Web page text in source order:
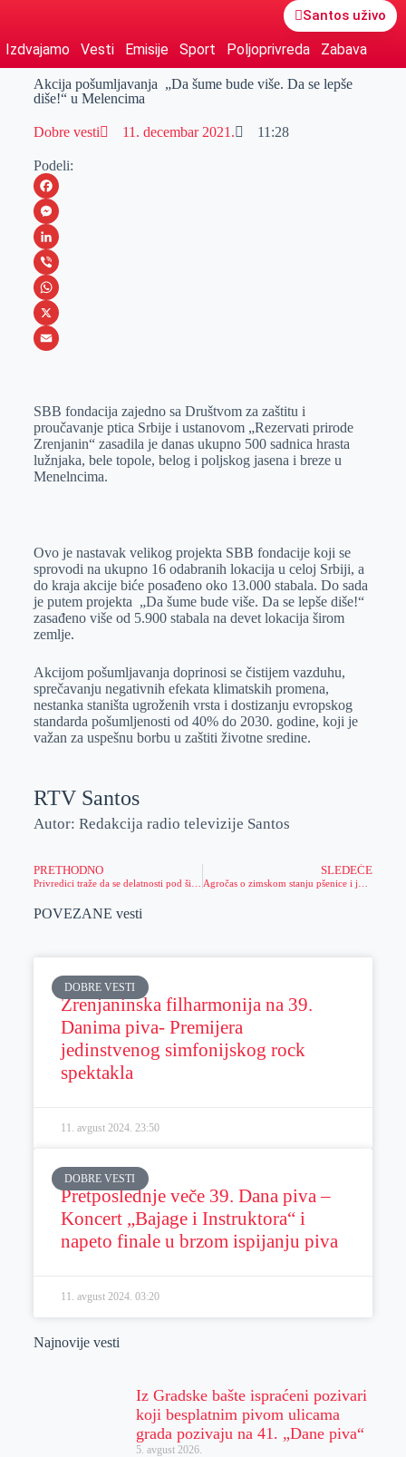
Santos uživo
Izdvajamo Vesti Emisije Sport Poljoprivreda Zabava
Akcija pošumljavanja „Da šume bude više. Da se lepše
diše!“ u Melencima
Dobre vesti 11. decembar 2021. 11:28
Podeli:
F
a
c
e
b
o
M
e
s
s
e
e
r
L
i
n
k
I
n
V
i
b
W
h
s
A
p
X
a
i
l
SBB fondacija zajedno sa Društvom za zaštitu i
proučavanje ptica Srbije i ustanovom „Rezervati prirode
Zrenjanin“ zasadila je danas ukupno 500 sadnica hrasta
lužnjaka, bele topole, belog i poljskog jasena i breze u
Menelncima.
Ovo je nastavak velikog projekta SBB fondacije koji se
sprovodi na ukupno 16 odabranih lokacija u celoj Srbiji, a
do kraja akcije biće posađeno oko 13.000 stabala. Do sada
je putem projekta „Da šume bude više. Da se lepše diše!“
zasađeno više od 5.900 stabala na devet lokacija širom
zemlje.
Akcijom pošumljavanja doprinosi se čistijem vazduhu,
sprečavanju negativnih efekata klimatskih promena,
nestanka staništa ugroženih vrsta i dostizanju evropskog
standarda pošumljenosti od 40% do 2030. godine, koji je
važan za uspešnu borbu u zaštiti životne sredine.
RTV Santos
Autor: Redakcija radio televizije Santos
PRETHODNO SLEDEĆE
POVEZANE vesti
DOBRE VESTI
Zrenjaninska filharmonija na 39.
Danima piva- Premijera
jedinstvenog simfonijskog rock
spektakla
11. avgust 2024. 23:50
DOBRE VESTI
Pretposlednje veče 39. Dana piva –
Koncert „Bajage i Instruktora“ i
napeto finale u brzom ispijanju piva
11. avgust 2024. 03:20
Najnovije vesti
Iz Gradske bašte ispraćeni pozivari
koji besplatnim pivom ulicama
grada pozivaju na 41. „Dane piva“
5. avgust 2026.